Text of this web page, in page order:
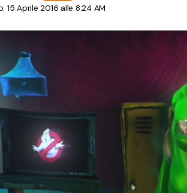
Aprile 2016 alle 8:24 AM